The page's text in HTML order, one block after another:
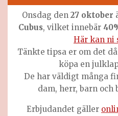
Onsdag den 27 oktober
Cubus, vilket innebär
Här kan ni
Tänkte tipsa er om det
köpa en
De har väldigt många
dam, herr, barn och
Erbjudandet gäller